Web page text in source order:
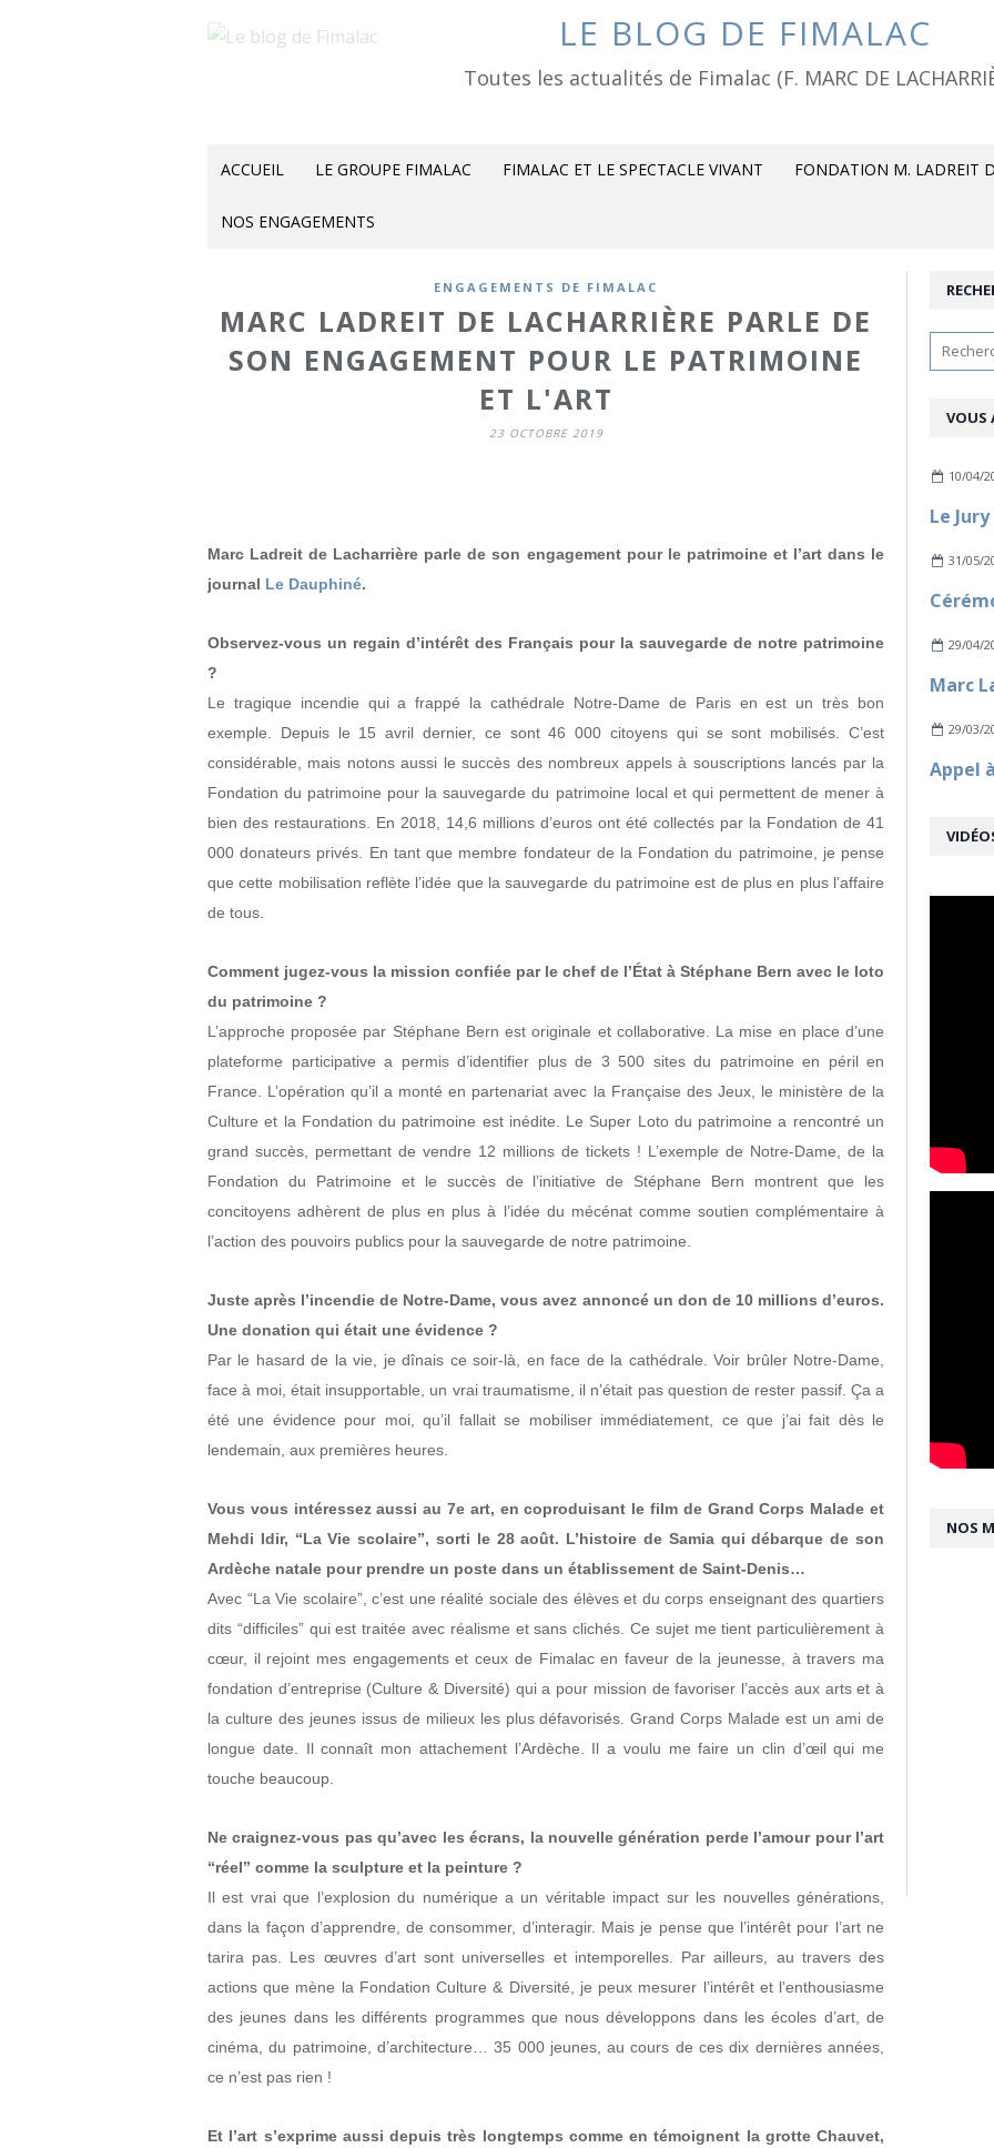
LE BLOG DE FIMALAC
Toutes les actualités de Fimalac (F. MARC DE
ACCUEIL LE GROUPE FIMALAC FIMALAC ET LE SPECTACLE VIVANT FONDATION M. LADREIT
NOS ENGAGEMENTS
ENGAGEMENTS DE FIMALAC
MARC LADREIT DE LACHARRIÈRE PARLE DE
SON ENGAGEMENT POUR LE PATRIMOINE
ET L'ART
23 OCTOBRE 2019
Marc Ladreit de Lacharrière parle de son engagement pour le patrimoine et l’art dans le
journal Le Dauphiné.
Observez-vous un regain d’intérêt des Français pour la sauvegarde de notre patrimoine
?
Le tragique incendie qui a frappé la cathédrale Notre-Dame de Paris en est un très bon
exemple. Depuis le 15 avril dernier, ce sont 46 000 citoyens qui se sont mobilisés. C’est
considérable, mais notons aussi le succès des nombreux appels à souscriptions lancés par la
Fondation du patrimoine pour la sauvegarde du patrimoine local et qui permettent de mener à
bien des restaurations. En 2018, 14,6 millions d’euros ont été collectés par la Fondation de 41
000 donateurs privés. En tant que membre fondateur de la Fondation du patrimoine, je pense
que cette mobilisation reflète l’idée que la sauvegarde du patrimoine est de plus en plus l’affaire
de tous.
Comment jugez-vous la mission confiée par le chef de l’État à Stéphane Bern avec le loto
du patrimoine ?
L’approche proposée par Stéphane Bern est originale et collaborative. La mise en place d’une
plateforme participative a permis d’identifier plus de 3 500 sites du patrimoine en péril en
France. L’opération qu’il a monté en partenariat avec la Française des Jeux, le ministère de la
Culture et la Fondation du patrimoine est inédite. Le Super Loto du patrimoine a rencontré un
grand succès, permettant de vendre 12 millions de tickets ! L’exemple de Notre-Dame, de la
Fondation du Patrimoine et le succès de l’initiative de Stéphane Bern montrent que les
concitoyens adhèrent de plus en plus à l’idée du mécénat comme soutien complémentaire à
l’action des pouvoirs publics pour la sauvegarde de notre patrimoine.
Juste après l’incendie de Notre-Dame, vous avez annoncé un don de 10 millions d’euros.
Une donation qui était une évidence ?
Par le hasard de la vie, je dînais ce soir-là, en face de la cathédrale. Voir brûler Notre-Dame,
face à moi, était insupportable, un vrai traumatisme, il n’était pas question de rester passif. Ça a
été une évidence pour moi, qu’il fallait se mobiliser immédiatement, ce que j’ai fait dès le
lendemain, aux premières heures.
Vous vous intéressez aussi au 7e art, en coproduisant le film de Grand Corps Malade et
Mehdi Idir, “La Vie scolaire”, sorti le 28 août. L’histoire de Samia qui débarque de son
Ardèche natale pour prendre un poste dans un établissement de Saint-Denis…
Avec “La Vie scolaire”, c’est une réalité sociale des élèves et du corps enseignant des quartiers
dits “difficiles” qui est traitée avec réalisme et sans clichés. Ce sujet me tient particulièrement à
cœur, il rejoint mes engagements et ceux de Fimalac en faveur de la jeunesse, à travers ma
fondation d’entreprise (Culture & Diversité) qui a pour mission de favoriser l’accès aux arts et à
la culture des jeunes issus de milieux les plus défavorisés. Grand Corps Malade est un ami de
longue date. Il connaît mon attachement l’Ardèche. Il a voulu me faire un clin d’œil qui me
touche beaucoup.
Ne craignez-vous pas qu’avec les écrans, la nouvelle génération perde l’amour pour l’art
“réel” comme la sculpture et la peinture ?
Il est vrai que l’explosion du numérique a un véritable impact sur les nouvelles générations,
dans la façon d’apprendre, de consommer, d’interagir. Mais je pense que l’intérêt pour l’art ne
tarira pas. Les œuvres d’art sont universelles et intemporelles. Par ailleurs, au travers des
actions que mène la Fondation Culture & Diversité, je peux mesurer l’intérêt et l’enthousiasme
des jeunes dans les différents programmes que nous développons dans les écoles d’art, de
cinéma, du patrimoine, d’architecture… 35 000 jeunes, au cours de ces dix dernières années,
ce n’est pas rien !
Et l’art s’exprime aussi depuis très longtemps comme en témoignent la grotte Chauvet,
VOUS
10/04/
31/05/
29/04/
29/03/
NOS